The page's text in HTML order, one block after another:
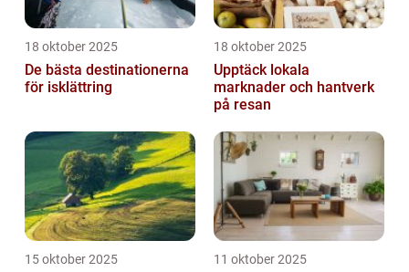
18 oktober 2025
De bästa destinationerna
för isklättring
18 oktober 2025
Upptäck lokala
marknader och hantverk
på resan
15 oktober 2025 11 oktober 2025